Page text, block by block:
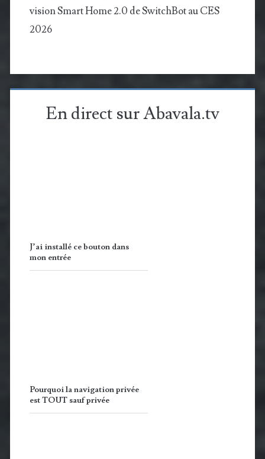
vision Smart Home 2.0 de SwitchBot au CES
2026
En direct sur Abavala.tv
J’ai installé ce bouton dans
mon entrée
Pourquoi la navigation privée
est TOUT sauf privée